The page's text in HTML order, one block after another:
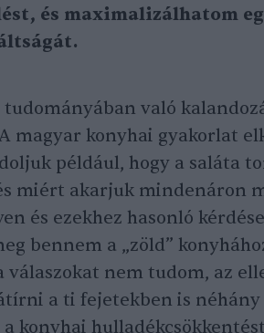
és maximalizálhatom
tudományában való
magyar konyhai gyakorlat
például, hogy a saláta
miért akarjuk mindenáron
és ezekhez hasonló
bennem a „zöld”
válaszokat nem tudom, az
a ti fejetekben is néhány
a konyhai